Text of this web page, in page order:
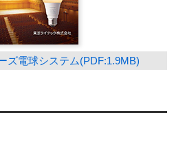
ズ電球システム(PDF:1.9MB)